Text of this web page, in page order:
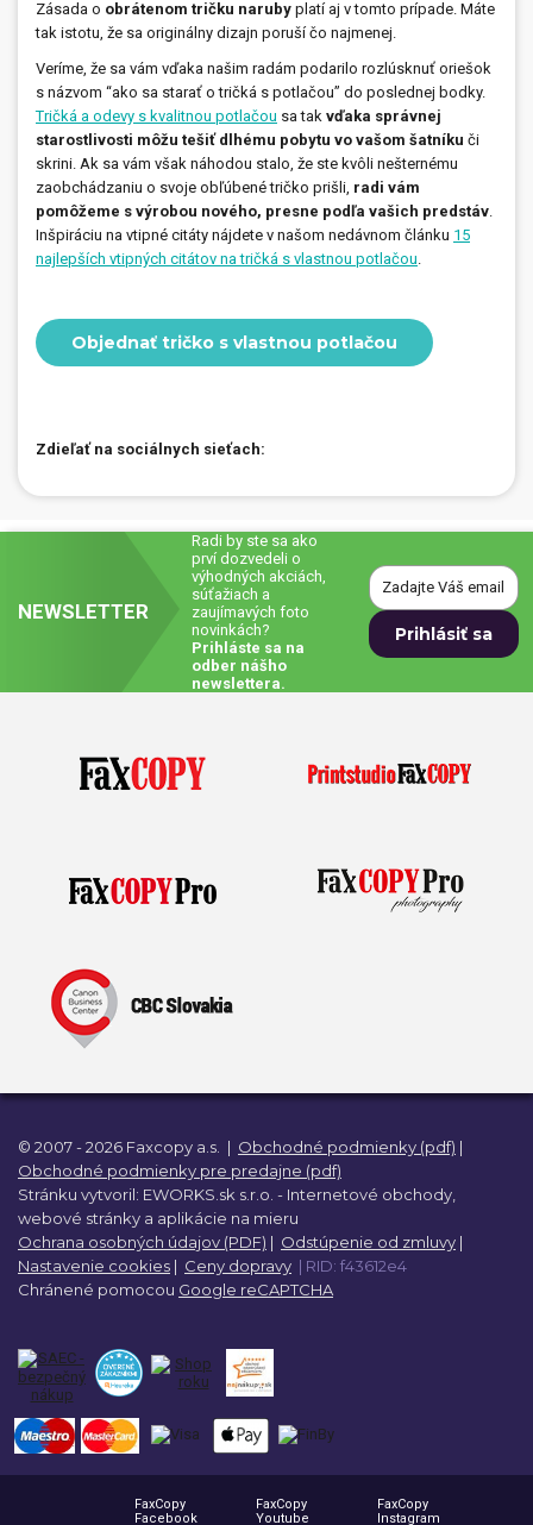
Zásada o obrátenom tričku naruby platí aj v tomto prípade. Máte
tak istotu, že sa originálny dizajn poruší čo najmenej.
Veríme, že sa vám vďaka našim radám podarilo rozlúsknuť oriešok
s názvom “ako sa starať o tričká s potlačou” do poslednej bodky.
Tričká a odevy s kvalitnou potlačou sa tak vďaka správnej
starostlivosti môžu tešiť dlhému pobytu vo vašom šatníku či
skrini. Ak sa vám však náhodou stalo, že ste kvôli nešternému
zaobchádzaniu o svoje obľúbené tričko prišli, radi vám
pomôžeme s výrobou nového, presne podľa vašich predstáv
Inšpiráciu na vtipné citáty nájdete v našom nedávnom článku 15
najlepších vtipných citátov na tričká s vlastnou potlačou
Objednať tričko s vlastnou potlačou
Zdieľať na sociálnych sieťach:
NEWSLETTER
Radi by ste sa ako
prví dozvedeli o
výhodných akciách,
súťažiach a
zaujímavých foto
novinkách?
Prihláste sa na
odber nášho
newslettera.
© 2007 - 2026 Faxcopy a.s. | Obchodné podmienky (pdf) |
Obchodné podmienky pre predajne (pdf)
Stránku vytvoril: EWORKS.sk s.r.o. - Internetové obchody,
webové stránky a aplikácie na mieru
Ochrana osobných údajov (PDF) | Odstúpenie od zmluvy |
Nastavenie cookies | Ceny dopravy | RID: f43612e4
Chránené pomocou Google reCAPTCHA
FaxCopy
Facebook
FaxCopy
Youtube
FaxCopy
Instagram